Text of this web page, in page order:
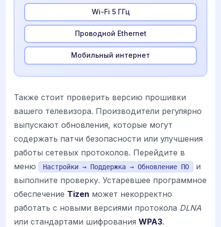
Wi-Fi 5 ГГц
Проводной Ethernet
Мобильный интернет
Также стоит проверить версию прошивки
вашего телевизора. Производители регулярно
выпускают обновления, которые могут
содержать патчи безопасности или улучшения
работы сетевых протоколов. Перейдите в
меню
Настройки → Поддержка → Обновление ПО
и
выполните проверку. Устаревшее программное
обеспечение Tizen может некорректно
работать с новыми версиями протокола DLNA
или стандартами шифрования WPA3.